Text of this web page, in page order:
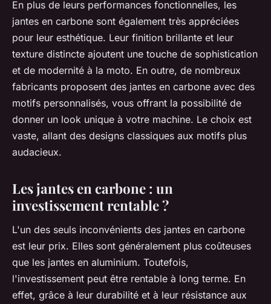
En plus de leurs performances fonctionnelles, les
jantes en carbone sont également très appréciées
pour leur esthétique. Leur finition brillante et leur
texture distincte ajoutent une touche de sophistication
et de modernité à la moto. En outre, de nombreux
fabricants proposent des jantes en carbone avec des
motifs personnalisés, vous offrant la possibilité de
donner un look unique à votre machine. Le choix est
vaste, allant des designs classiques aux motifs plus
audacieux.
Les jantes en carbone : un
investissement rentable ?
L'un des seuls inconvénients des jantes en carbone
est leur prix. Elles sont généralement plus coûteuses
que les jantes en aluminium. Toutefois,
l'investissement peut être rentable à long terme. En
effet, grâce à leur durabilité et à leur résistance aux